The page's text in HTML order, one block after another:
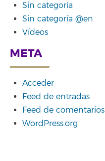
Sin categoría
Sin categoría @en
Vídeos
META
Acceder
Feed de entradas
Feed de comentarios
WordPress.org